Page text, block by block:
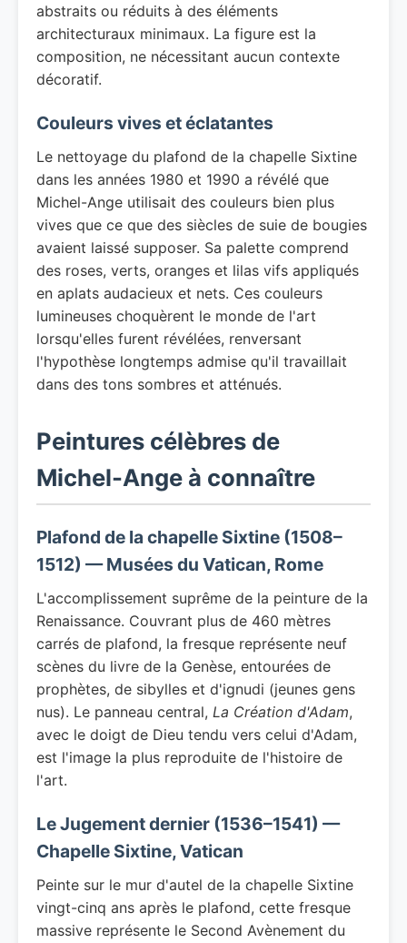
abstraits ou réduits à des éléments
architecturaux minimaux. La figure est la
composition, ne nécessitant aucun contexte
décoratif.
Couleurs vives et éclatantes
Le nettoyage du plafond de la chapelle Sixtine
dans les années 1980 et 1990 a révélé que
Michel-Ange utilisait des couleurs bien plus
vives que ce que des siècles de suie de bougies
avaient laissé supposer. Sa palette comprend
des roses, verts, oranges et lilas vifs appliqués
en aplats audacieux et nets. Ces couleurs
lumineuses choquèrent le monde de l'art
lorsqu'elles furent révélées, renversant
l'hypothèse longtemps admise qu'il travaillait
dans des tons sombres et atténués.
Peintures célèbres de
Michel-Ange à connaître
Plafond de la chapelle Sixtine (1508–
1512) — Musées du Vatican, Rome
L'accomplissement suprême de la peinture de la
Renaissance. Couvrant plus de 460 mètres
carrés de plafond, la fresque représente neuf
scènes du livre de la Genèse, entourées de
prophètes, de sibylles et d'ignudi (jeunes gens
nus). Le panneau central, La Création d'Adam,
avec le doigt de Dieu tendu vers celui d'Adam,
est l'image la plus reproduite de l'histoire de
l'art.
Le Jugement dernier (1536–1541) —
Chapelle Sixtine, Vatican
Peinte sur le mur d'autel de la chapelle Sixtine
vingt-cinq ans après le plafond, cette fresque
massive représente le Second Avènement du